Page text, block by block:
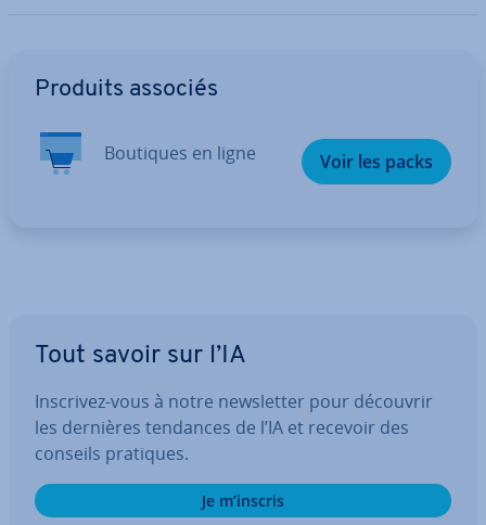
Produits associés
Boutiques en ligne Voir les packs
Tout savoir sur l’IA
Inscrivez-vous à notre news­let­ter pour découvrir
les dernières tendances de l’IA et recevoir des
conseils pratiques.
Je m’inscris